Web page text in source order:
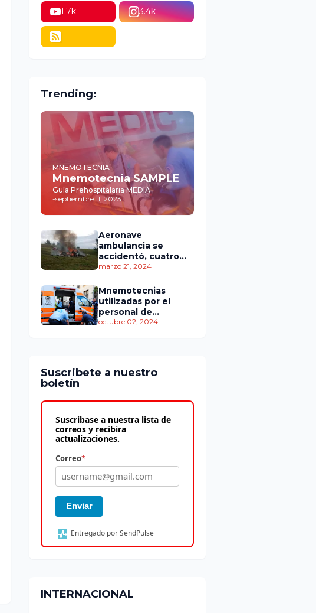
1.7k 3.4k
Trending:
MNEMOTECNIA
Mnemotecnia SAMPLE
Guía Prehospitalaria MEDIA
-septiembre 11, 2023
Aeronave
ambulancia se
accidentó, cuatro
personas murieron
marzo 21, 2024
Mnemotecnias
utilizadas por el
personal de
atención
octubre 02, 2024
Suscribete a nuestro
boletín
Suscribase a nuestra lista de
correos y recibira
actualizaciones.
Correo*
Enviar
Entregado por SendPulse
INTERNACIONAL